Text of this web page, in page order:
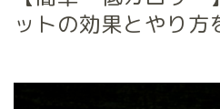
ットの効果とやり方